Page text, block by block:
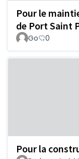
Pour le
de Port Saint
Go 0
Pour la